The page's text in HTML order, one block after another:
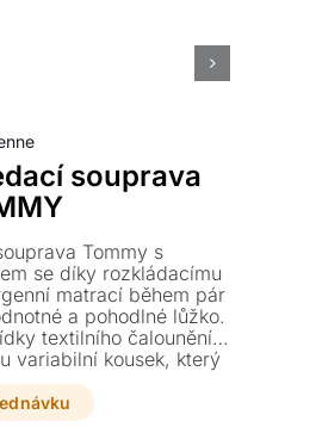
souprava
Tommy s
se díky rozkládacímu
matrací během pár
a pohodlné lůžko.
textilního čalounění a
variabilní kousek, který
při odpočinku i spánku.